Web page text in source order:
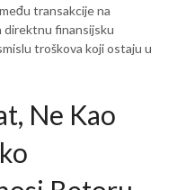
transakcije na
direktnu finansijsku
troškova koji ostaju u
Ne Kao